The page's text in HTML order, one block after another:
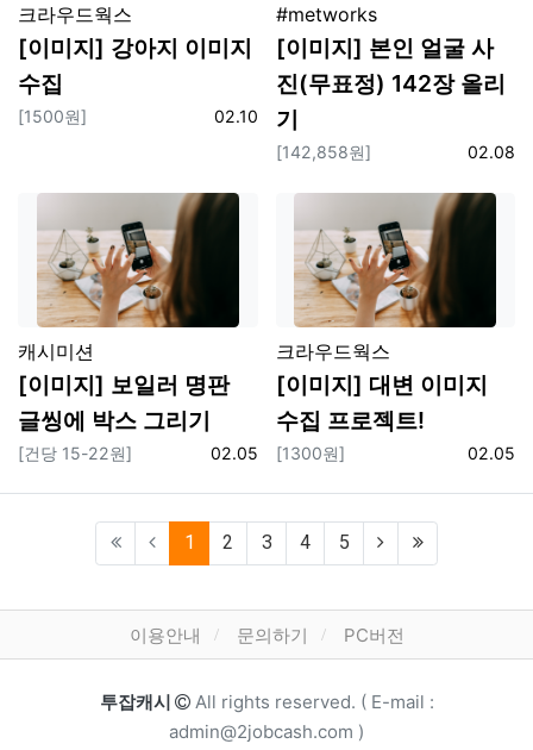
플랫폼
크라우드웍스
[이미지] 강아지 이미지
수집
등록일
02.10
보상
[1500원]
플랫폼
#metworks
[이미지] 본인 얼굴 사
진(무표정) 142장 올리
기
등록일
02.08
보상
[142,858원]
플랫폼
캐시미션
[이미지] 보일러 명판
글씽에 박스 그리기
등록일
02.05
보상
[건당 15-22원]
플랫폼
크라우드웍스
[이미지] 대변 이미지
수집 프로젝트!
등록일
02.05
보상
[1300원]
1 (current)
2 3 4 5
하단 메뉴이용안내 문의하기 PC버전
카피라이트
투잡캐시
All rights reserved. ( E-mail :
admin@2jobcash.com )